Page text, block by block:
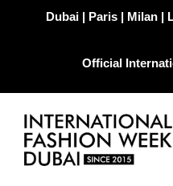
Dubai | Paris | Milan |
Official